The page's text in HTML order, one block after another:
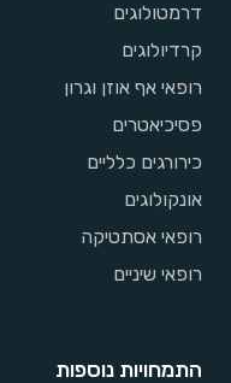
דרמטולוגים
קרדיולוגים
רופאי אף אוזן וגרון
פסיכיאטרים
כירורגים כלליים
אונקולוגים
רופאי אסתטיקה
רופאי שיניים
התמחויות נוספות